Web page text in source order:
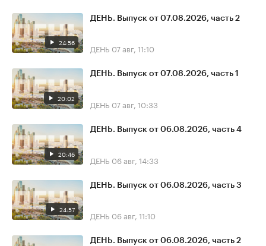
24:56
ДЕНЬ. Выпуск от 07.08.2026, часть 2
ДЕНЬ 07 авг, 11:10
20:02
ДЕНЬ. Выпуск от 07.08.2026, часть 1
ДЕНЬ 07 авг, 10:33
20:46
ДЕНЬ. Выпуск от 06.08.2026, часть 4
ДЕНЬ 06 авг, 14:33
24:57
ДЕНЬ. Выпуск от 06.08.2026, часть 3
ДЕНЬ 06 авг, 11:10
ДЕНЬ. Выпуск от 06.08.2026, часть 2